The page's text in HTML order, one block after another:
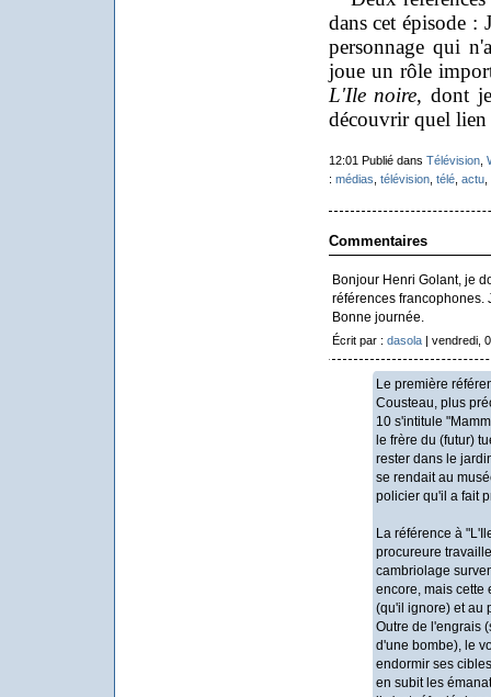
dans cet épisode :
personnage qui
joue un rôle
L'Ile noire, dont
découvrir quel
12:01 Publié dans Télévision,
: médias, télévision, télé, actu,
Commentaires
Bonjour Henri Golant, je
références francophones.
Bonne journée.
Écrit par : dasola| vendredi,
Le première
Cousteau, plus
10 s'intitule
le frère du (futur)
rester dans le
se rendait au
policier qu'il a fait
La référence à
procureure
cambriolage
encore, mais cette
(qu'il ignore) et au
Outre de l'engrais
d'une bombe), le
endormir ses
en subit les